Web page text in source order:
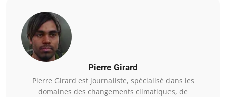
Pierre Girard
Pierre Girard est journaliste, spécialisé dans les
domaines des changements climatiques, de